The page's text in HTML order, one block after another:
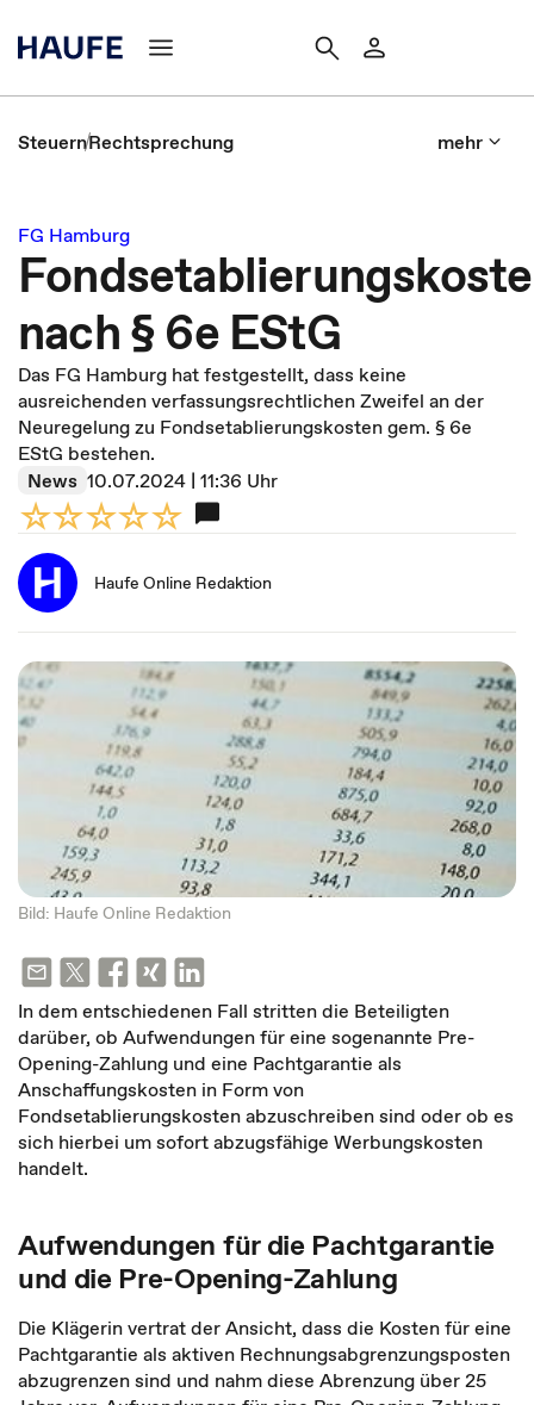
SteuernRechtsprechung mehr
FG Hamburg
nach § 6e EStG
Das FG Hamburg hat festgestellt, dass keine
ausreichenden verfassungsrechtlichen Zweifel an der
Neuregelung zu Fondsetablierungskosten gem. § 6e
EStG bestehen.
News 10.07.2024 | 11:36 Uhr
Haufe Online Redaktion
Bild: Haufe Online Redaktion
In dem entschiedenen Fall stritten die Beteiligten
darüber, ob Aufwendungen für eine sogenannte Pre-
Opening-Zahlung und eine Pachtgarantie als
Anschaffungskosten in Form von
Fondsetablierungskosten abzuschreiben sind oder ob es
sich hierbei um sofort abzugsfähige Werbungskosten
handelt.
Aufwendungen für die Pachtgarantie
und die Pre-Opening-Zahlung
Die Klägerin vertrat der Ansicht, dass die Kosten für eine
Pachtgarantie als aktiven Rechnungsabgrenzungsposten
abzugrenzen sind und nahm diese Abrenzung über 25